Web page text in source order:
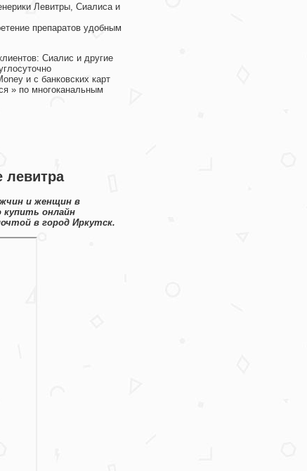
Левитры, Сиалиса и
препаратов удобным
Сиалис и другие
и с банковских карт
» по многоканальным
левитра
и женщин в
онлайн
в город Иркутск.